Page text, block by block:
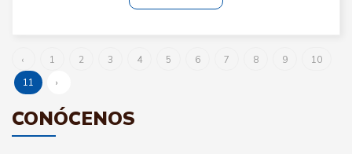
‹ 1 2 3 4 5 6 7 8 9
10
11
›
CONÓCENOS